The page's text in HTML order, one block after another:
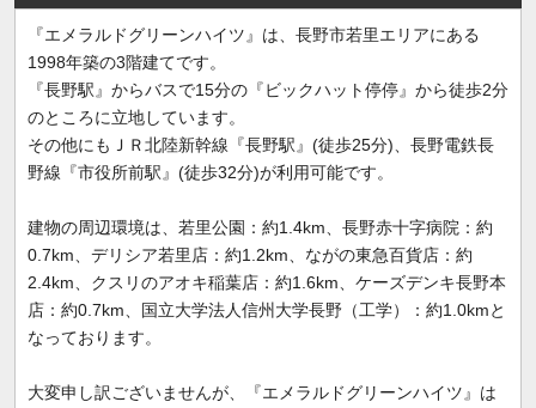
『エメラルドグリーンハイツ』は、長野市若里エリアにある
1998年築の3階建てです。
『長野駅』からバスで15分の『ビックハット停停』から徒歩2分
のところに立地しています。
その他にもＪＲ北陸新幹線『長野駅』(徒歩25分)、長野電鉄長
野線『市役所前駅』(徒歩32分)が利用可能です。
建物の周辺環境は、若里公園：約1.4km、長野赤十字病院：約
0.7km、デリシア若里店：約1.2km、ながの東急百貨店：約
2.4km、クスリのアオキ稲葉店：約1.6km、ケーズデンキ長野本
店：約0.7km、国立大学法人信州大学長野（工学）：約1.0kmと
なっております。
大変申し訳ございませんが、『エメラルドグリーンハイツ』は